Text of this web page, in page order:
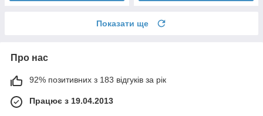
Показати ще
Про нас
92% позитивних з 183 відгуків за рік
Працює з 19.04.2013